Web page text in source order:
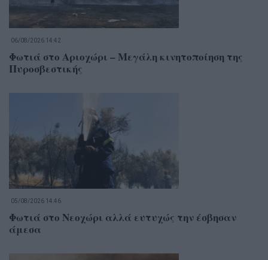
06/08/2026 14:42
Φωτιά στο Αριοχώρι – Μεγάλη κινητοποίηση της
Πυροσβεστικής
05/08/2026 14:46
Φωτιά στο Νεοχώρι αλλά ευτυχώς την έσβησαν
άμεσα